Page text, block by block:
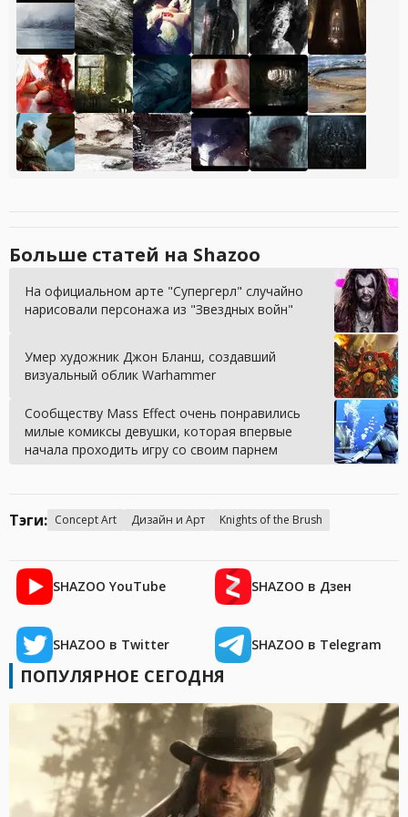
Больше статей на Shazoo
На официальном арте "Супергерл" случайно
нарисовали персонажа из "Звездных войн"
Умер художник Джон Бланш, создавший
визуальный облик Warhammer
Сообществу Mass Effect очень понравились
милые комиксы девушки, которая впервые
начала проходить игру со своим парнем
Тэги: Concept Art Дизайн и Арт Knights of the Brush
SHAZOO YouTube SHAZOO в Дзен
SHAZOO в Twitter SHAZOO в Telegram
ПОПУЛЯРНОЕ СЕГОДНЯ